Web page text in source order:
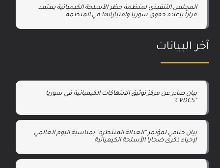
المجلس التنفيذي لمنظمة حظر الأسلحة الكيميائية يعتمد
قراراً بإعادة حقوق سوريا وامتيازاتها في المنظمة
آخر البيانات
بيان صادر عن مركز توثيق الانتهاكات الكيميائية في سوريا
“CVDCS”
بيان ختامي لمؤتمر “العدالة المنتظرة” بمناسبة اليوم العالمي
لإحياء ذكرى ضحايا الأسلحة الكيميائية